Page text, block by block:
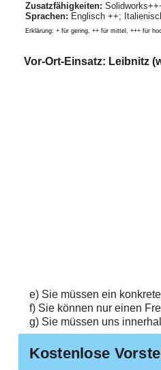
Zusatzfähigkeiten:
Sprachen: Englisch ++;
Erklärung: + für gering, ++ für mittel, +++ für
Vor-Ort-Einsatz: Leibnitz
e) Sie müssen ein
f) Sie können nur einen
g) Sie müssen uns
Kostenlose